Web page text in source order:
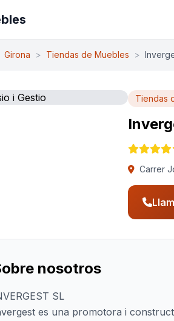
Girona > Tiendas de Muebles >
Tiendas
Carrer
nosotros
SL
es una promotora i